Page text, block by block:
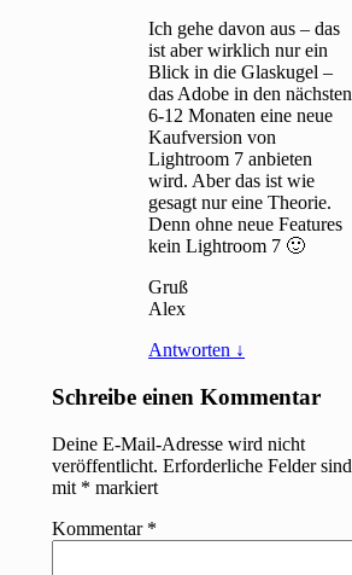
Ich gehe davon aus – das
ist aber wirklich nur ein
Blick in die Glaskugel –
das Adobe in den nächsten
6-12 Monaten eine neue
Kaufversion von
Lightroom 7 anbieten
wird. Aber das ist wie
gesagt nur eine Theorie.
Denn ohne neue Features
kein Lightroom 7 🙂
Gruß
Alex
Antworten ↓
Schreibe einen Kommentar
Deine E-Mail-Adresse wird nicht
veröffentlicht. Erforderliche Felder sind
mit * markiert
Kommentar *